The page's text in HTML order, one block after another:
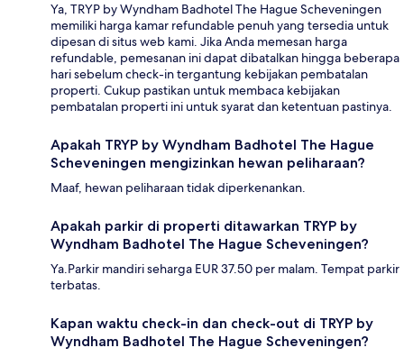
Ya, TRYP by Wyndham Badhotel The Hague Scheveningen
memiliki harga kamar refundable penuh yang tersedia untuk
dipesan di situs web kami. Jika Anda memesan harga
refundable, pemesanan ini dapat dibatalkan hingga beberapa
hari sebelum check-in tergantung kebijakan pembatalan
properti. Cukup pastikan untuk membaca kebijakan
pembatalan properti ini untuk syarat dan ketentuan pastinya.
Apakah TRYP by Wyndham Badhotel The Hague
Scheveningen mengizinkan hewan peliharaan?
Maaf, hewan peliharaan tidak diperkenankan.
Apakah parkir di properti ditawarkan TRYP by
Wyndham Badhotel The Hague Scheveningen?
Ya.Parkir mandiri seharga EUR 37.50 per malam. Tempat parkir
terbatas.
Kapan waktu check-in dan check-out di TRYP by
Wyndham Badhotel The Hague Scheveningen?